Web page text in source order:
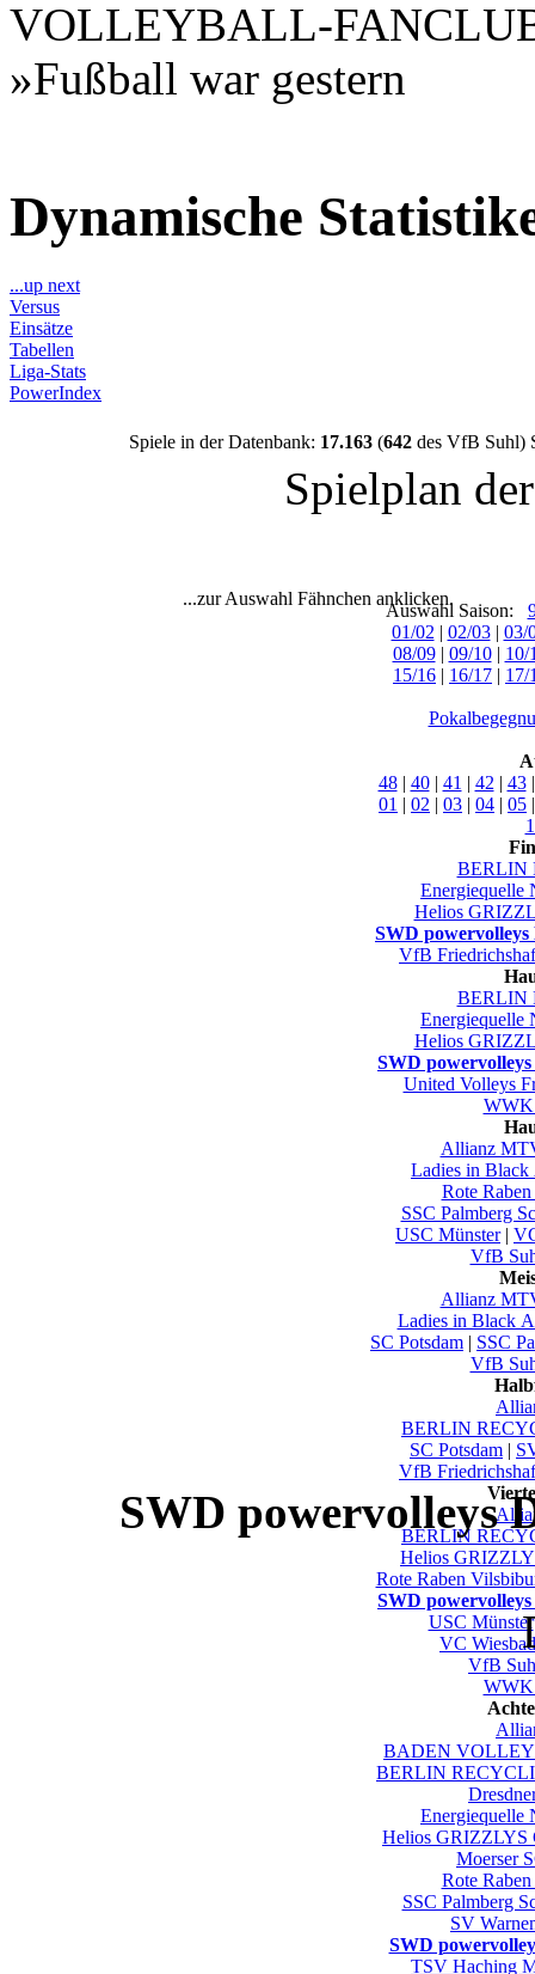
VOLLEYBALL-
»Fußball war gestern
Dynamische
...up next
Versus
Einsätze
Tabellen
Liga-Stats
PowerIndex
Spiele in der Datenbank: 17.163(642des VfB Suhl)
Spielplan
...zur Auswahl Fähnchen anklicken.
Auswahl Saison:
01/02 | 02/03| 03/
08/09| 09/10| 10/
15/16 | 16/17 | 17/
48| 40| 41 | 42 | 43
01 | 02 | 03 | 04 | 05
BERLIN
Energiequelle
Helios
SWD powervolleys
VfB
BERLIN
Energiequelle
Helios
SWD
United Volleys
WWK
Allianz
Ladies in Black
Rote
SSC Palmberg
USC Münster|
VfB
Allianz
Ladies in Black
SC Potsdam | SSC
VfB
BERLIN
SC Potsdam |
VfB
BERLIN
Helios
Rote Raben
SWD
USC Münster
VC
VfB
WWK
BADEN
BERLIN
Energiequelle
Helios GRIZZLYS
Moerser
Rote
SSC Palmberg
SV
SWD
TSV Haching
SWD powervolleys